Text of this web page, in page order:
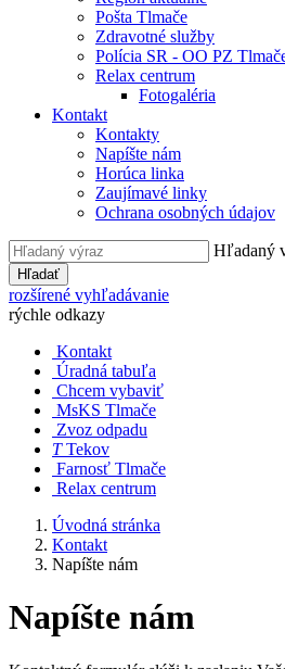
Pošta Tlmače
Zdravotné služby
Polícia SR - OO PZ
Relax centrum
Fotogaléria
Kontakt
Kontakty
Napíšte nám
Horúca linka
Zaujímavé linky
Ochrana osobných údajov
Hľadaný
Hľadať
rozšírené vyhľadávanie
rýchle odkazy
Kontakt
Úradná tabuľa
Chcem vybaviť
MsKS Tlmače
Zvoz odpadu
T Tekov
Farnosť Tlmače
Relax centrum
Úvodná stránka
Kontakt
Napíšte nám
Napíšte nám